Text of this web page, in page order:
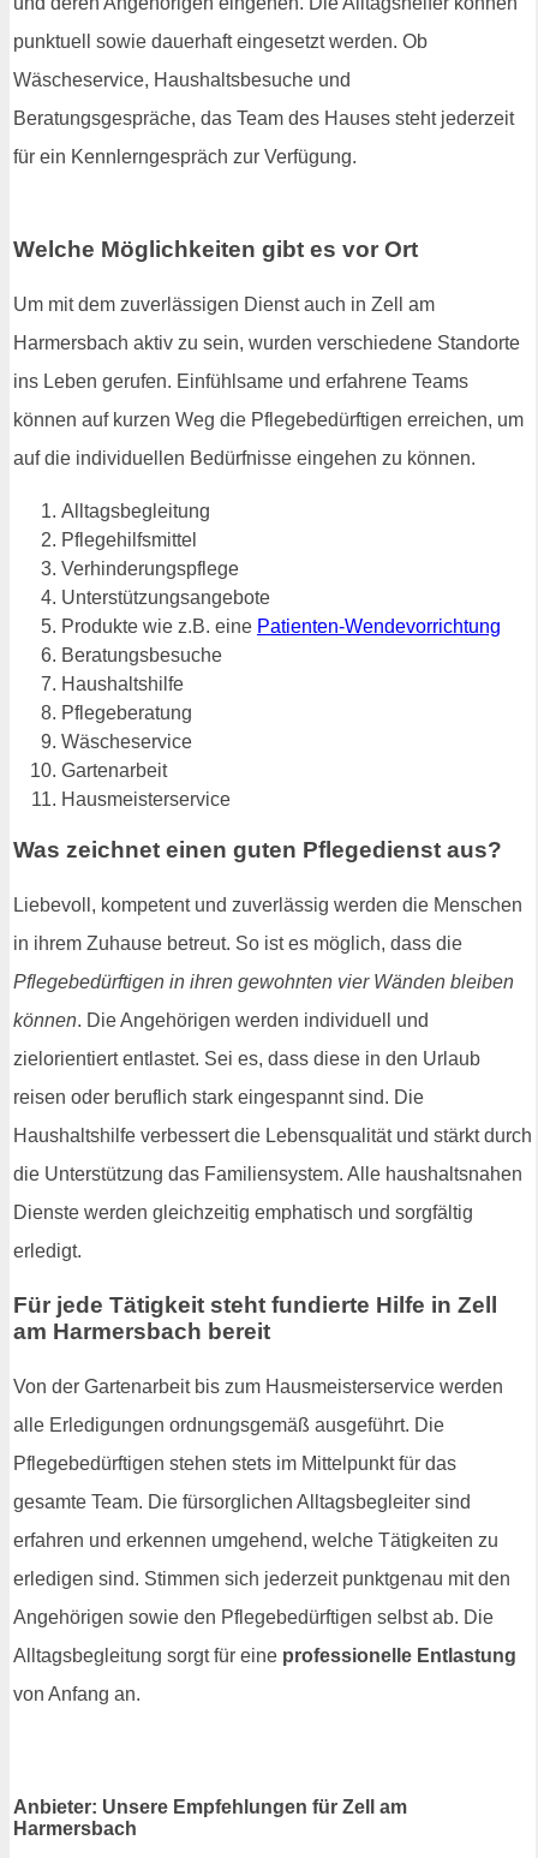
punktuell sowie dauerhaft eingesetzt werden. Ob
Wäscheservice, Haushaltsbesuche und
Beratungsgespräche, das Team des Hauses steht jederzeit
für ein Kennlerngespräch zur Verfügung.
Welche Möglichkeiten gibt es vor Ort
Um mit dem zuverlässigen Dienst auch in Zell am
Harmersbach aktiv zu sein, wurden verschiedene Standorte
ins Leben gerufen. Einfühlsame und erfahrene Teams
können auf kurzen Weg die Pflegebedürftigen erreichen, um
auf die individuellen Bedürfnisse eingehen zu können.
Alltagsbegleitung
Pflegehilfsmittel
Verhinderungspflege
Unterstützungsangebote
Produkte wie z.B. eine Patienten-Wendevorrichtung
Beratungsbesuche
Haushaltshilfe
Pflegeberatung
Wäscheservice
Gartenarbeit
Hausmeisterservice
Was zeichnet einen guten Pflegedienst aus?
Liebevoll, kompetent und zuverlässig werden die Menschen
in ihrem Zuhause betreut. So ist es möglich, dass die
Pflegebedürftigen in ihren gewohnten vier Wänden bleiben
können. Die Angehörigen werden individuell und
zielorientiert entlastet. Sei es, dass diese in den Urlaub
reisen oder beruflich stark eingespannt sind. Die
Haushaltshilfe verbessert die Lebensqualität und stärkt durch
die Unterstützung das Familiensystem. Alle haushaltsnahen
Dienste werden gleichzeitig emphatisch und sorgfältig
erledigt.
Für jede Tätigkeit steht fundierte Hilfe in Zell
am Harmersbach bereit
Von der Gartenarbeit bis zum Hausmeisterservice werden
alle Erledigungen ordnungsgemäß ausgeführt. Die
Pflegebedürftigen stehen stets im Mittelpunkt für das
gesamte Team. Die fürsorglichen Alltagsbegleiter sind
erfahren und erkennen umgehend, welche Tätigkeiten zu
erledigen sind. Stimmen sich jederzeit punktgenau mit den
Angehörigen sowie den Pflegebedürftigen selbst ab. Die
Alltagsbegleitung sorgt für eine professionelle Entlastung
von Anfang an.
Anbieter: Unsere Empfehlungen für Zell am
Harmersbach